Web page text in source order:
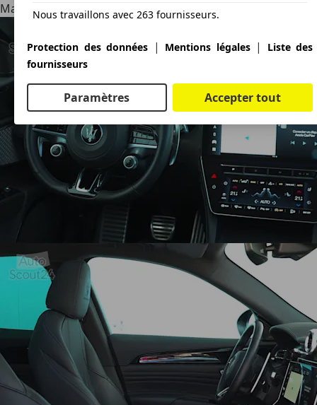
Maserati.Nous travaillons avec 263 fournisseurs.
Protection des données | Mentions légales|
Liste des
fournisseurs
Paramètres Accepter tout